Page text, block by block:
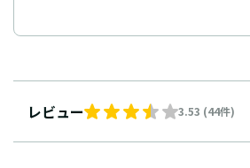
レビュー 3.53 (44件)